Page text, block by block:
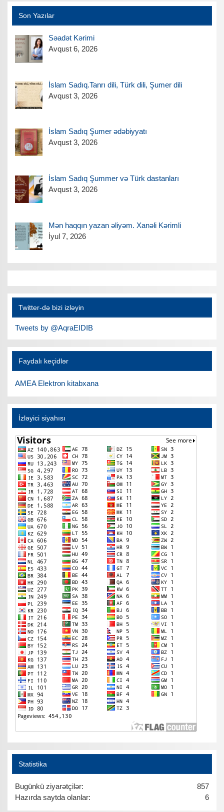
Son Yazılar
Səadət Kərimi
Avqust 6, 2026
İslam Sadıq.Tanrı dili, Türk dili, Şumer dili
Avqust 3, 2026
İslam Sadıq Şumer ədəbiyyatı
Avqust 3, 2026
İslam Sadıq Şummer və Türk dastanları
Avqust 3, 2026
Mən haqqın yazan əliyəm. Xanəli Kərimli
İyul 7, 2026
Twitter-də bizi izləyin
Tweets by @AqraEIDIB
Faydalı keçidlər
AMEA Elektron kitabxana
İzləyici siyahısı
Statistika
857
Bugünkü ziyarətçilər:
6
Hazırda saytda olanlar: